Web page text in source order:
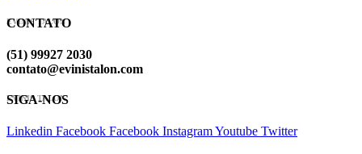
EVINIS TALON
CONTATO
(51) 99927 2030
contato@evinistalon.com
EVINIS TALON
SIGA-NOS
Linkedin Facebook Facebook InstagramYoutube Twitter